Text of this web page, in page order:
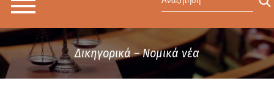
Δικηγορικά – Νομικά νέα